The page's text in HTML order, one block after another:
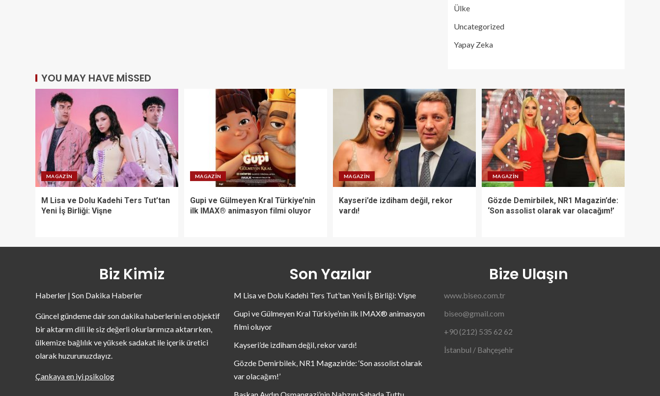
Ülke
Uncategorized
Yapay Zeka
YOU MAY HAVE MISSED
MAGAZIN
M Lisa ve Dolu Kadehi Ters Tut’tan
Yeni İş Birliği: Vişne
MAGAZIN
Gupi ve Gülmeyen Kral Türkiye’nin
ilk IMAX® animasyon filmi oluyor
MAGAZIN
Kayseri’de izdiham değil, rekor
vardı!
MAGAZIN
Gözde Demirbilek, NR1 Magazin’de:
‘Son assolist olarak var olacağım!’
Biz Kimiz
Haberler | Son Dakika Haberler
Güncel gündeme dair son dakika haberlerini en objektif
bir aktarım dili ile siz değerli okurlarımıza aktarırken,
ülkemize bağlılık ve yüksek sadakat ile içerik üretici
olarak huzurunuzdayız.
Çankaya en iyi psikolog
Son Yazılar
M Lisa ve Dolu Kadehi Ters Tut’tan Yeni İş Birliği: Vişne
Gupi ve Gülmeyen Kral Türkiye’nin ilk IMAX® animasyon
filmi oluyor
Kayseri’de izdiham değil, rekor vardı!
Gözde Demirbilek, NR1 Magazin’de: ‘Son assolist olarak
var olacağım!’
Bize Ulaşın
www.biseo.com.tr
biseo@gmail.com
+90 (212) 535 62 62
İstanbul / Bahçeşehir